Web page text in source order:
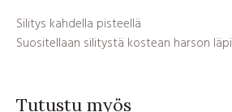
Silitys kahdella pisteellä
Suositellaan silitystä kostean harson läpi
Tutustu myös